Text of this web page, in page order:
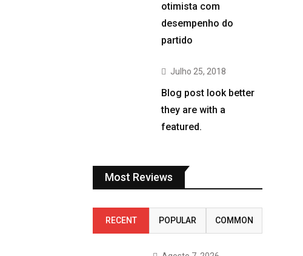
otimista com
desempenho do
partido
Julho 25, 2018
Blog post look better
they are with a
featured.
Most Reviews
RECENT POPULAR COMMON